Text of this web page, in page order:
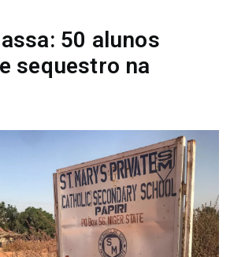
50 alunos
sequestro na